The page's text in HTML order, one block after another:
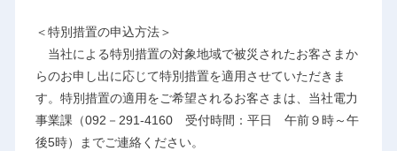
＜特別措置の申込方法＞
当社による特別措置の対象地域で被災されたお客さまか
らのお申し出に応じて特別措置を適用させていただきま
す。特別措置の適用をご希望されるお客さまは、当社電力
事業課（092－291-4160 受付時間：平日 午前９時～午
後5時）までご連絡ください。